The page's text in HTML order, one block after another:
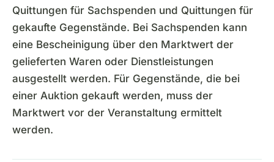
Quittungen für Sachspenden und Quittungen für
gekaufte Gegenstände. Bei Sachspenden kann
eine Bescheinigung über den Marktwert der
gelieferten Waren oder Dienstleistungen
ausgestellt werden. Für Gegenstände, die bei
einer Auktion gekauft werden, muss der
Marktwert vor der Veranstaltung ermittelt
werden.